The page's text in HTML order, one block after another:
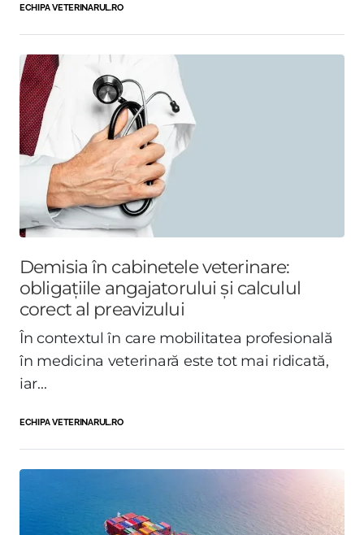
ECHIPA VETERINARUL.RO
Demisia în cabinetele veterinare:
obligațiile angajatorului și calculul
corect al preavizului
În contextul în care mobilitatea profesională
în medicina veterinară este tot mai ridicată,
iar...
ECHIPA VETERINARUL.RO